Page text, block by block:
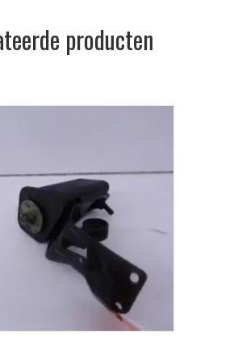
producten